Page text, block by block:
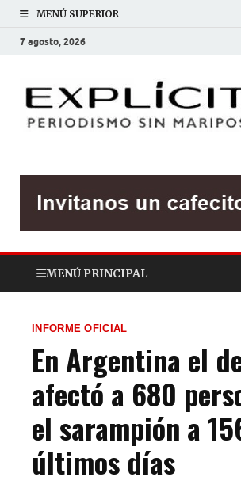
MENÚ SUPERIOR
7 agosto, 2026
MENÚ PRINCIPAL
INFORME OFICIAL
En Argentina el
afectó a 680
el sarampión a
últimos días